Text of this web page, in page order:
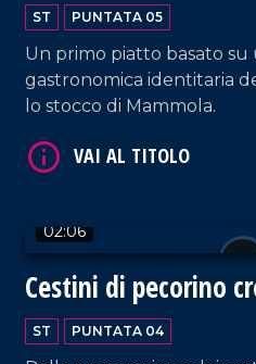
ST PUNTATA 05
Un primo piatto basato
gastronomica identitaria
lo stocco di Mammola.
02:06
Cestini di pecorino
ST PUNTATA 04